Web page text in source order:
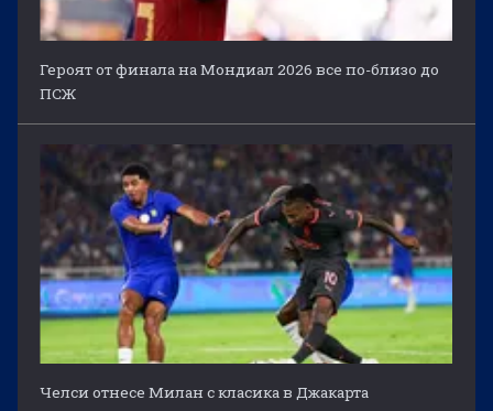
Героят от финала на Мондиал 2026 все по-близо до
ПСЖ
Челси отнесе Милан с класика в Джакарта